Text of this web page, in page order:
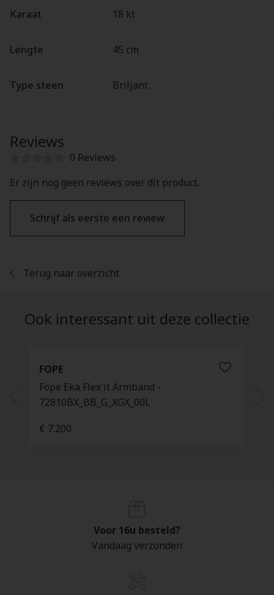
Karaat 18 kt
Lengte 45 cm
Type steen Briljant
Reviews
0 Reviews
Er zijn nog geen reviews over dit product.
Schrijf als eerste een review
Terug naar overzicht
Ook interessant uit deze collectie
FOPE
Fope Eka Flex'it Armband -
72810BX_BB_G_XGX_00L
€ 7.200
Voor 16u besteld?
Vandaag verzonden